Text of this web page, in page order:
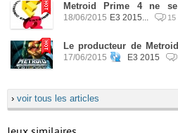
Metroid Prime 4 ne
18/06/2015 E3 2015... 15
Le producteur de
17/06/2015 E3 2015
› voir tous les articles